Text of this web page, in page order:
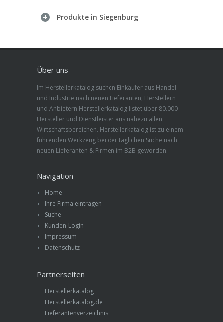
Produkte in Siegenburg
Über uns
Im Herstellerkatalog suchen Einkäufer aus Handel
und Industrie nach neuen Lieferanten, Herstellern
und Anbietern Herstellerkatalog listet über 80.000
Hersteller und Dienstleister aus nahezu allen
Wirtschaftsbereichen. Herstellerkatalog ist zu einem
führenden Werkzeug bei der täglichen Suche nach
neuen Lieferanten & Firmen im B2B geworden.
Navigation
Home
Ihre Firma eintragen
Suche
Kunden-Login
Impressum
Datenschutz
Partnerseiten
Herstellerkatalog
Herstellerkatalog.de
Lieferantenverzeichnis